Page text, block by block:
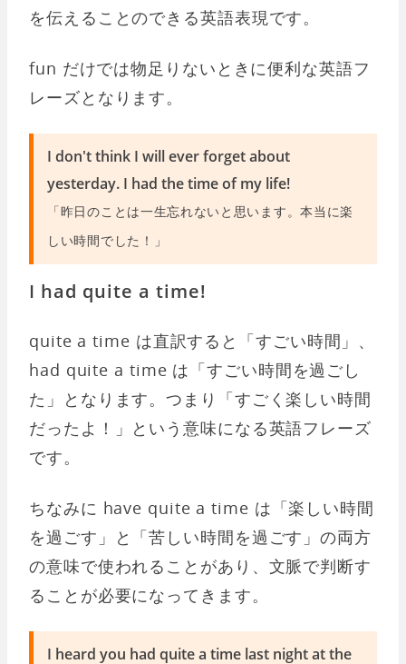
を伝えることのできる英語表現です。
fun だけでは物足りないときに便利な英語フ
レーズとなります。
I don't think I will ever forget about
yesterday. I had the time of my life!
「昨日のことは一生忘れないと思います。本当に楽
しい時間でした！」
I had quite a time!
quite a time は直訳すると「すごい時間」、
had quite a time は「すごい時間を過ごし
た」となります。つまり「すごく楽しい時間
だったよ！」という意味になる英語フレーズ
です。
ちなみに have quite a time は「楽しい時間
を過ごす」と「苦しい時間を過ごす」の両方
の意味で使われることがあり、文脈で判断す
ることが必要になってきます。
I heard you had quite a time last night at the